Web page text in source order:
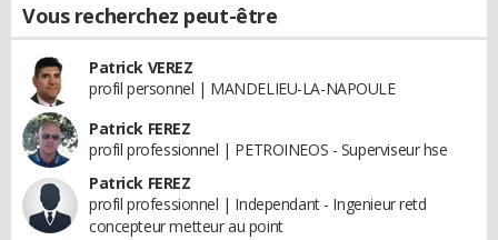
Vous recherchez peut-être
Patrick VEREZ
profil personnel | MANDELIEU-LA-NAPOULE
Patrick FEREZ
profil professionnel | PETROINEOS - Superviseur hse
Patrick FEREZ
profil professionnel | Independant - Ingenieur retd
concepteur metteur au point